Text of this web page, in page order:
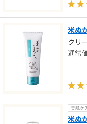
米ぬ
クリ
美肌ケ
米ぬ